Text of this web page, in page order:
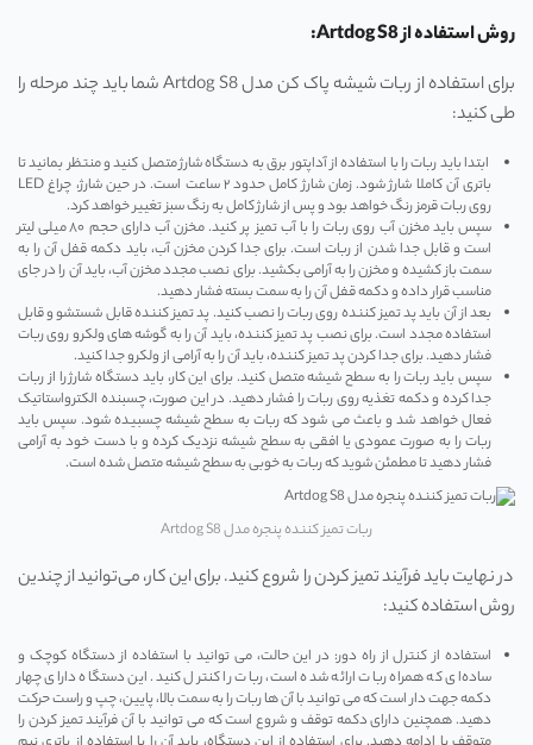
روش استفاده از Artdog S8:
برای استفاده از ربات شیشه پاک کن مدل Artdog S8 شما باید چند مرحله را
طی کنید:
ابتدا باید ربات را با استفاده از آداپتور برق به دستگاه شارژ متصل کنید و منتظر بمانید تا
باتری آن کاملا شارژ شود. زمان شارژ کامل حدود ۲ ساعت است. در حین شارژ، چراغ LED
روی ربات قرمز رنگ خواهد بود و پس از شارژ کامل به رنگ سبز تغییر خواهد کرد.
سپس باید مخزن آب روی ربات را با آب تمیز پر کنید. مخزن آب دارای حجم ۸۰ میلی‌ لیتر
است و قابل جدا شدن از ربات است. برای جدا کردن مخزن آب، باید دکمه قفل آن را به
سمت باز کشیده و مخزن را به آرامی بکشید. برای نصب مجدد مخزن آب، باید آن را در جای
مناسب قرار داده و دکمه قفل آن را به سمت بسته فشار دهید.
بعد از آن باید پد تمیز کننده روی ربات را نصب کنید. پد تمیز کننده قابل شستشو و قابل
استفاده مجدد است. برای نصب پد تمیز کننده، باید آن را به گوشه‌ های ولکرو روی ربات
فشار دهید. برای جدا کردن پد تمیز کننده، باید آن را به آرامی از ولکرو جدا کنید.
سپس باید ربات را به سطح شیشه متصل کنید. برای این کار، باید دستگاه شارژ را از ربات
جدا کرده و دکمه تغذیه روی ربات را فشار دهید. در این صورت، چسبنده الکترواستاتیک
فعال خواهد شد و باعث می ‌شود که ربات به سطح شیشه چسبیده شود. سپس باید
ربات را به صورت عمودی یا افقی به سطح شیشه نزدیک کرده و با دست خود به آرامی
فشار دهید تا مطمئن شوید که ربات به خوبی به سطح شیشه متصل شده است.
ربات تمیز کننده پنجره مدل Artdog S8
در نهایت باید فرآیند تمیز کردن را شروع کنید. برای این کار، می‌توانید از چندین
روش استفاده کنید:
استفاده از کنترل از راه دور: در این حالت، می ‌توانید با استفاده از دستگاه کوچک و
ساده‌ای که همراه ربات ارائه شده است، ربات را کنترل کنید. این دستگاه دارای چهار
دکمه جهت دار است که می ‌توانید با آن‌ ها ربات را به سمت بالا، پایین، چپ و راست حرکت
دهید. همچنین دارای دکمه توقف و شروع است که می ‌توانید با آن فرآیند تمیز کردن را